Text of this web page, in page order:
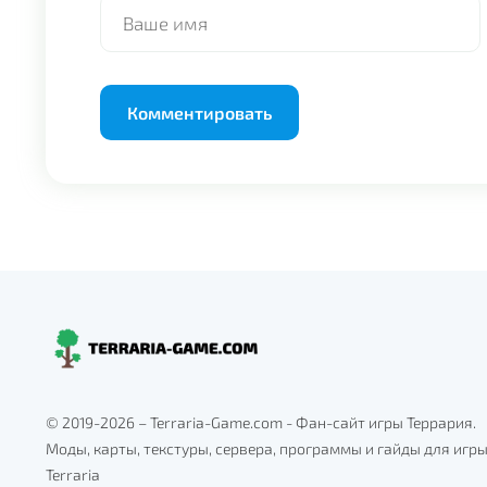
© 2019-2026 – Terraria-Game.com - Фан-сайт игры Террария.
Моды, карты, текстуры, сервера, программы и гайды для игры
Terraria